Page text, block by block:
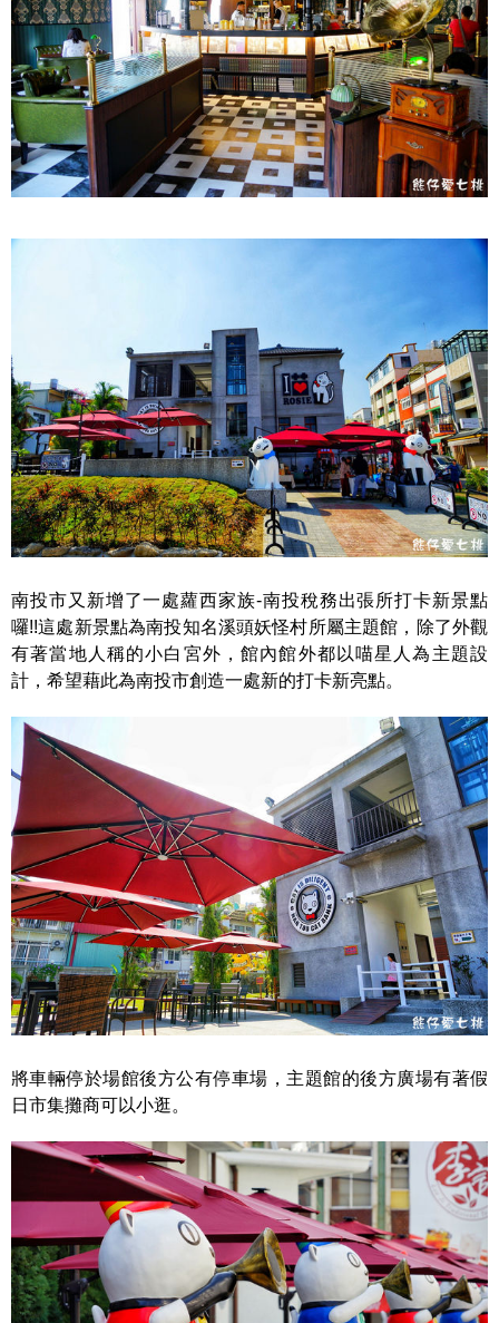
南投市又新增了一處蘿西家族-南投稅務出張所打卡新景點
囉!!這處新景點為南投知名溪頭妖怪村所屬主題館，除了外觀
有著當地人稱的小白宮外，館內館外都以喵星人為主題設
計，希望藉此為南投市創造一處新的打卡新亮點。
將車輛停於場館後方公有停車場，主題館的後方廣場有著假
日市集攤商可以小逛。